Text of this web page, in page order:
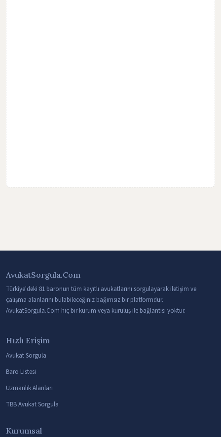
AvukatSorgula.Com
Türkiye'deki 81 baronun tüm kayıtlı avukatlarını sorgulayarak iletişim ve
çalışma alanlarını bulabileceğiniz bağımsız bir platformdur.
AvukatSorgula.Com hiç bir kurum veya kuruluş ile bağlantısı yoktur.
Hızlı Erişim
Avukat Sorgula
Baro Listesi
Uzmanlık Alanları
TBB Avukat Sorgula
Kurumsal